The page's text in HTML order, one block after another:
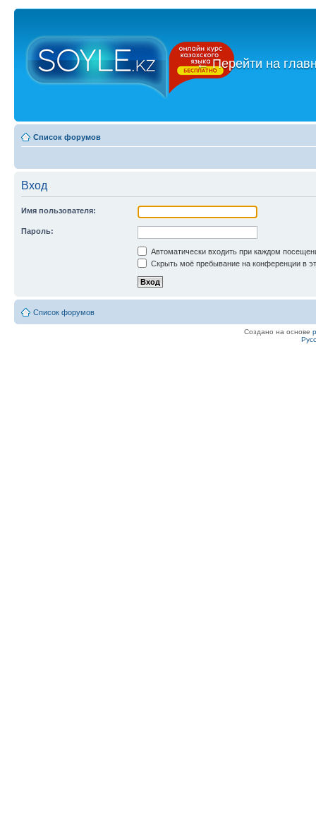
←Перейти на
Список форумов
Вход
Имя пользователя:
Пароль:
Автоматически входить при каждом
Скрыть моё пребывание на конференции в
Список форумов
Создано на основе